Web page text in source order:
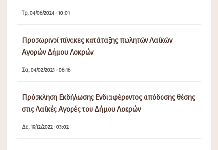
Τρ, 04/06/2024 - 10:01
Προσωρινοί πίνακες κατάταξης πωλητών Λαϊκών
Αγορών Δήμου Λοκρών
Σα, 04/02/2023 - 06:16
Πρόσκληση Εκδήλωσης Ενδιαφέροντος απόδοσης θέσης
στις Λαϊκές Αγορές του Δήμου Λοκρών
Δε, 19/12/2022 - 03:02